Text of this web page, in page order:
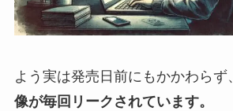
よう実は発売日前にもかかわらず、
像が毎回リークされています。